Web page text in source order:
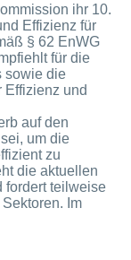
ihr 10.
Effizienz für
§ 62 EnWG
für die
sowie die
Effizienz und
auf den
um die
zu
die aktuellen
fordert teilweise
Im